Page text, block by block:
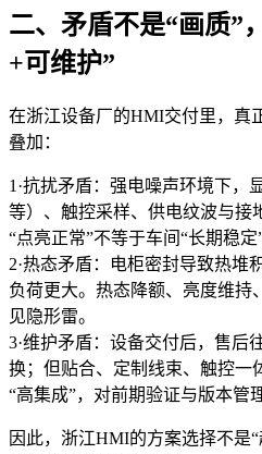
二、矛盾不是“画质”
+可维护”
在浙江设备厂的HMI交付里，真
叠加：
1·抗扰矛盾：强电噪声环境下，
等）、触控采样、供电纹波与接
“点亮正常”不等于车间“长期稳定”
2·热态矛盾：电柜密封导致热堆
负荷更大。热态降额、亮度维持
见隐形雷。
3·维护矛盾：设备交付后，售后
换；但贴合、定制线束、触控一
“高集成”，对前期验证与版本管
因此，浙江HMI的方案选择不是